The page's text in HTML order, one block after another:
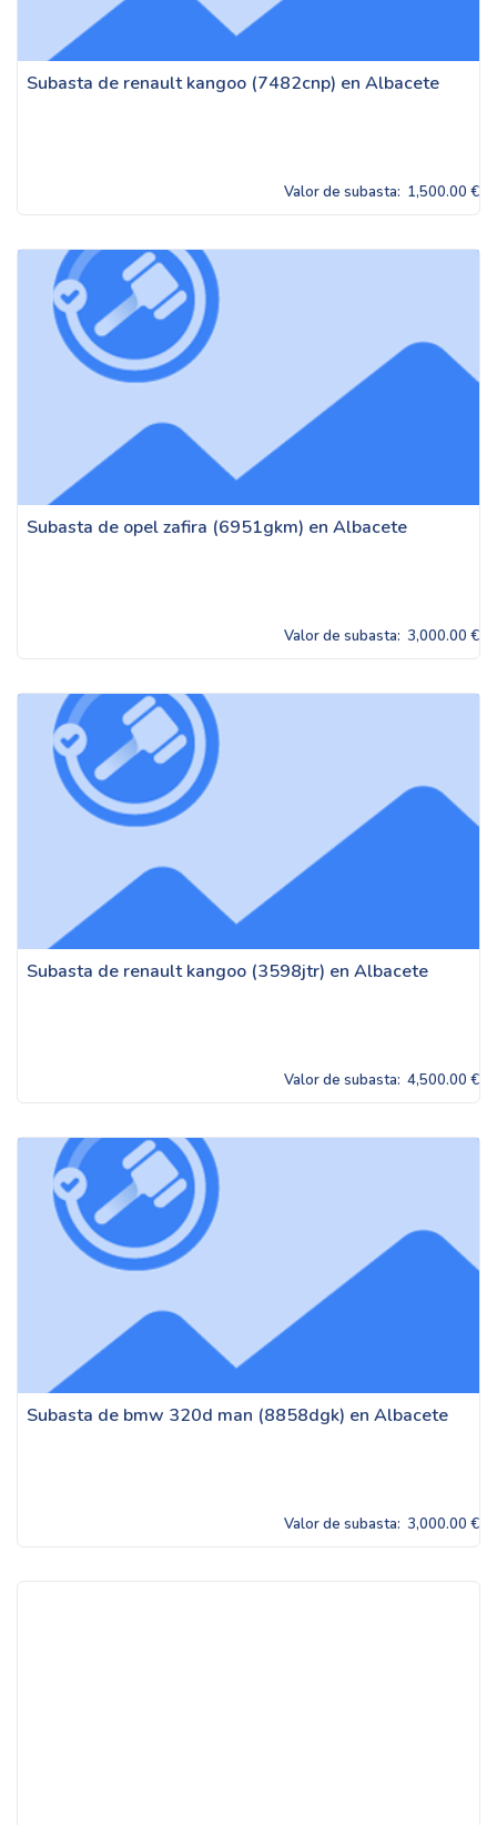
Subasta de renault kangoo (7482cnp) en Albacete
Valor de subasta: 1,500.00 €
Subasta de opel zafira (6951gkm) en Albacete
Valor de subasta: 3,000.00 €
Subasta de renault kangoo (3598jtr) en Albacete
Valor de subasta: 4,500.00 €
Subasta de bmw 320d man (8858dgk) en Albacete
Valor de subasta: 3,000.00 €